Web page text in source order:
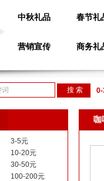
中秋礼品 春节礼
营销宣传 商务礼
0-
议
3-5元
10-20元
30-50元
100-200元
咖